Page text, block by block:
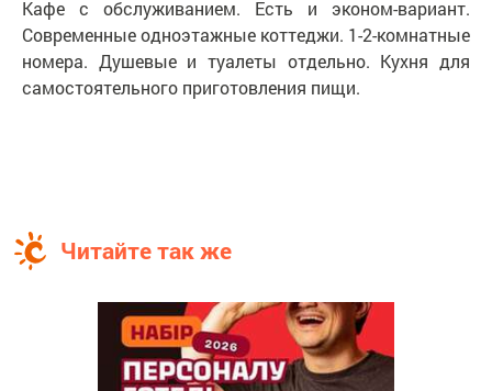
Кафе с обслуживанием. Есть и эконом-вариант.
Современные одноэтажные коттеджи. 1-2-комнатные
номера. Душевые и туалеты отдельно. Кухня для
самостоятельного приготовления пищи.
Читайте так же